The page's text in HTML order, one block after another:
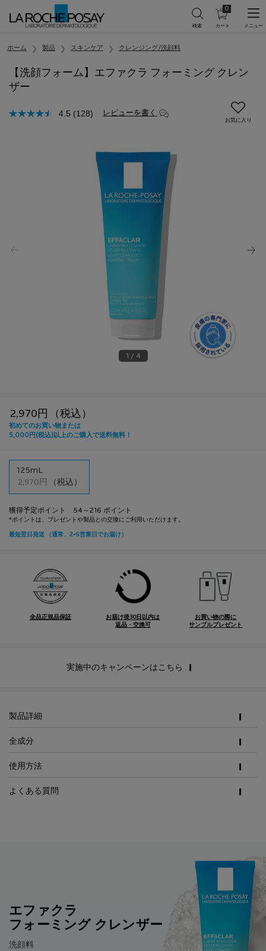
カ
ー
0
0 カート内の
ホーム 製品 スキンケア クレンジング/洗顔料
【洗顔フォーム】エファクラ フォーミング クレン
ザー
4.5 (128) レビューを書く
1 / 4
2,970円 （税込）
選択済み
125mL
2,970円
（税込）
, 1/1
獲得予定ポイント 54～216 ポイント
全品正規品保証
お届け後30日以内は
返品・交換可
お買い物の際に
サンプルプレゼント
実施中のキャンペーンはこちら
製品詳細
全成分
使用方法
よくある質問
エファクラ
フォーミング クレンザー
洗顔料